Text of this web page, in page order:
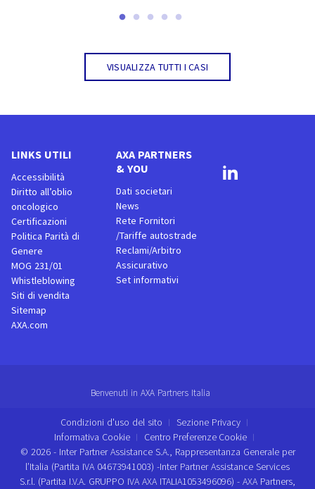
Visualizza tutti i casi
LINKS UTILI
Accessibilità
Diritto all’oblio
oncologico
Certificazioni
Politica Parità di
Genere
MOG 231/01
Whistleblowing
Siti di vendita
Sitemap
AXA.com
AXA PARTNERS
& YOU
Dati societari
News
Rete Fornitori
/Tariffe autostrade
Reclami/Arbitro
Assicurativo
Set informativi
Benvenuti in AXA Partners Italia
Condizioni d'uso del sito
Sezione Privacy
Informativa Cookie
Centro Preferenze Cookie
© 2026 - Inter Partner Assistance S.A., Rappresentanza Generale per
l’Italia (Partita IVA 04673941003) -Inter Partner Assistance Services
S.r.l. (Partita I.V.A. GRUPPO IVA AXA ITALIA1053496096) - AXA Partners,